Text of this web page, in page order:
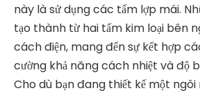
này là sử dụng các tấm lợp mái.
tạo thành từ hai tấm kim loại bên
cách điện, mang đến sự kết hợp
cường khả năng cách nhiệt và độ
Cho dù bạn đang thiết kế một